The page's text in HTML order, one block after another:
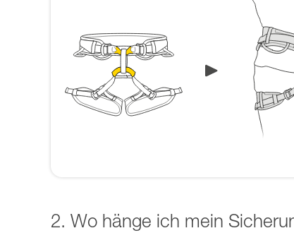
2. Wo hänge ich mein